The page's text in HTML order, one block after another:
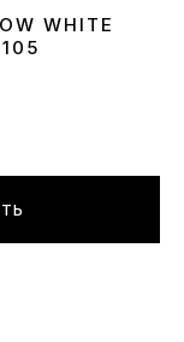
WHITE